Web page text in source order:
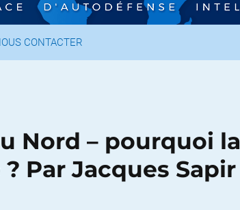
CONTACTER
Nord – pourquoi la
Par Jacques Sapir